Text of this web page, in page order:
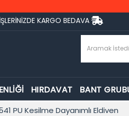
KARGO BEDAVA
HIRDAVAT BANT
PU Kesilme Dayanımlı Eldiven